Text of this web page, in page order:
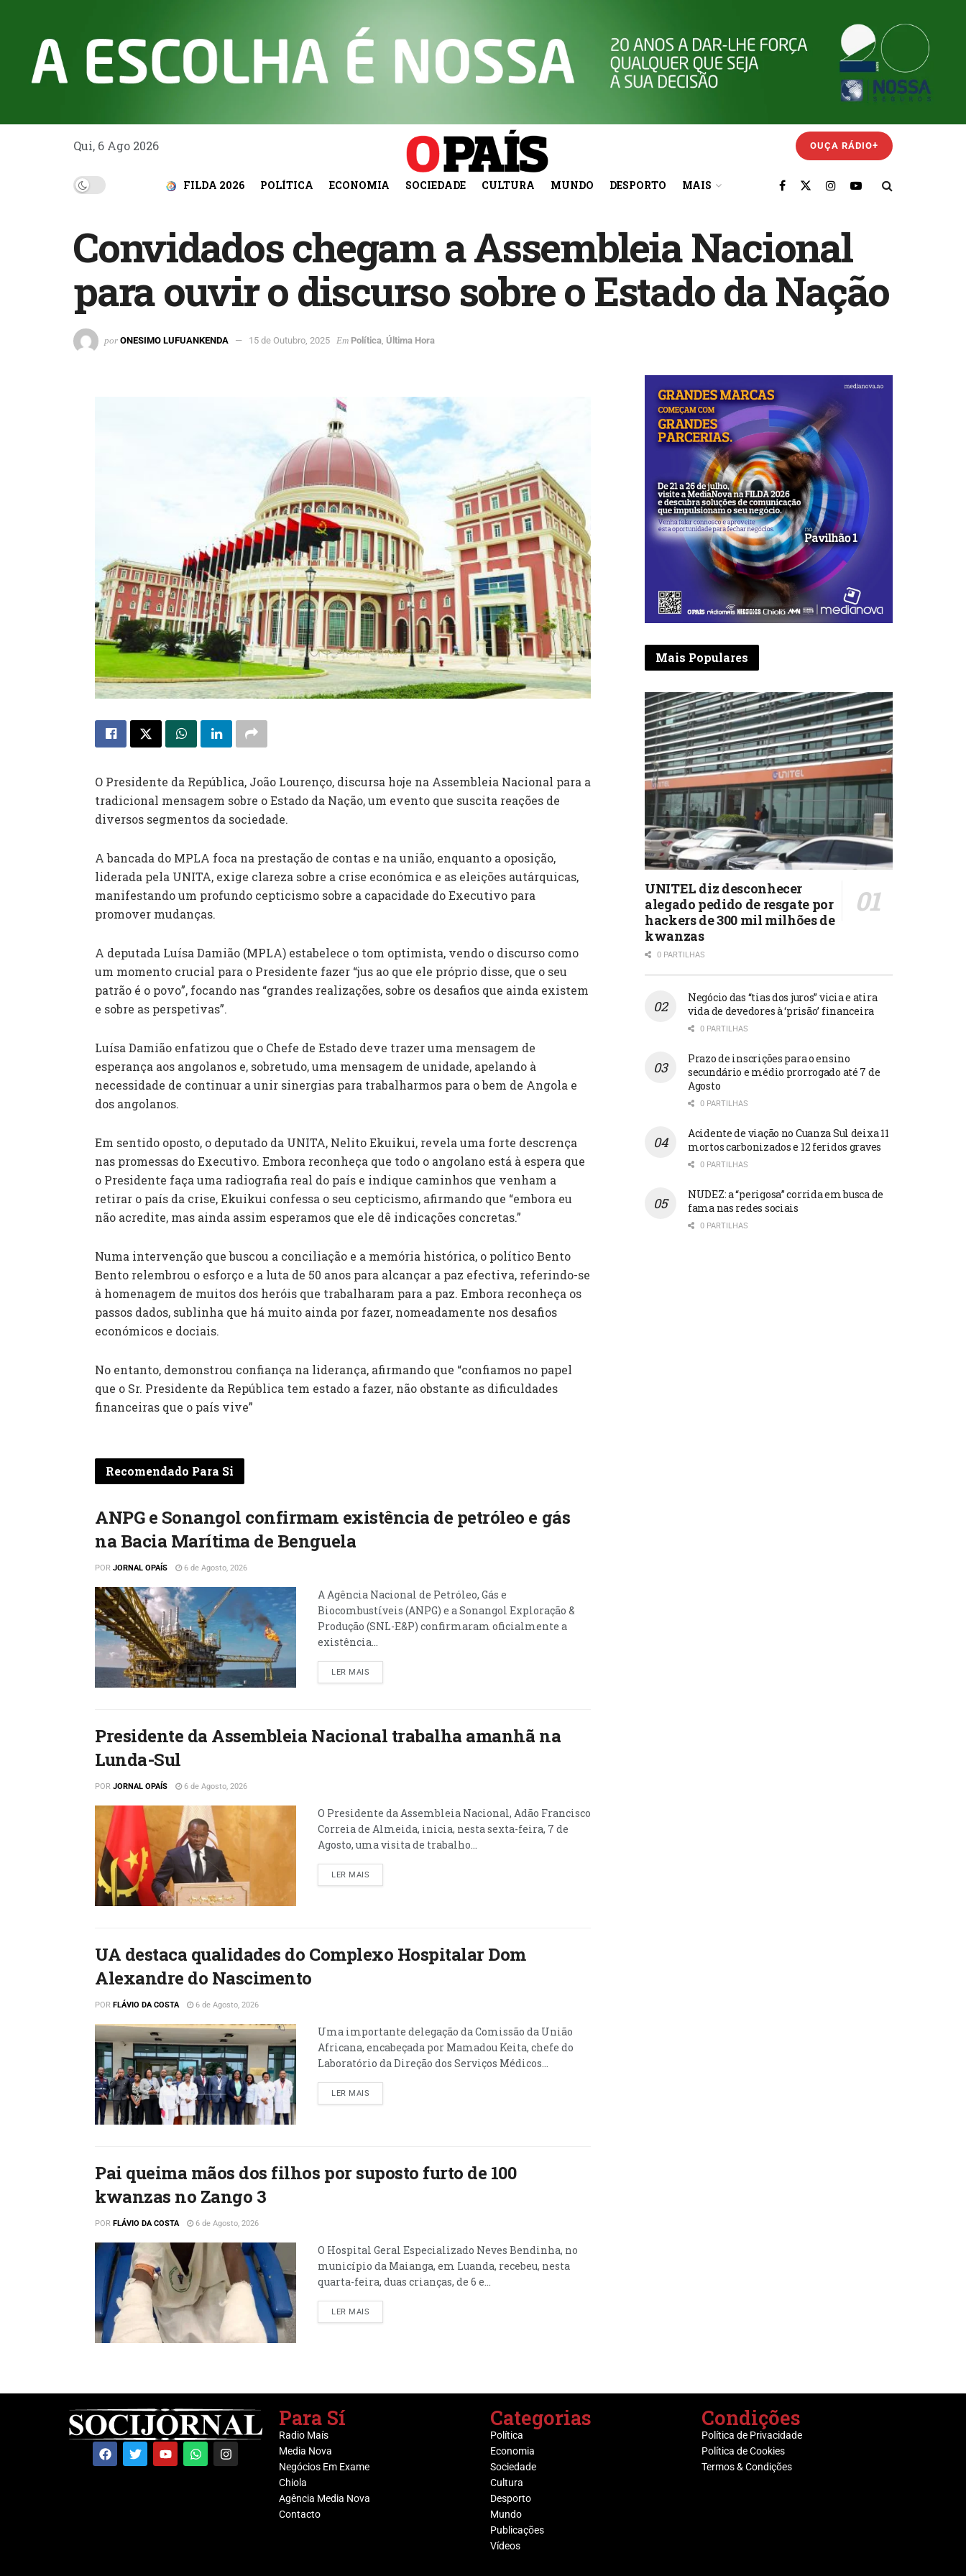
Qui, 6 Ago 2026 OUÇA RÁDIO+
FILDA 2026 POLÍTICA ECONOMIA SOCIEDADE CULTURA MUNDO DESPORTO MAIS
Convidados chegam a Assembleia Nacional
para ouvir o discurso sobre o Estado da Nação
por ONESIMO LUFUANKENDA 15 de Outubro, 2025 Em Política, Última Hora
O Presidente da República, João Lourenço, discursa hoje na Assembleia Nacional para a
tradicional mensagem sobre o Estado da Nação, um evento que suscita reações de
diversos segmentos da sociedade.
A bancada do MPLA foca na prestação de contas e na união, enquanto a oposição,
liderada pela UNITA, exige clareza sobre a crise económica e as eleições autárquicas,
manifestando um profundo cepticismo sobre a capacidade do Executivo para
promover mudanças.
A deputada Luísa Damião (MPLA) estabelece o tom optimista, vendo o discurso como
um momento crucial para o Presidente fazer “jus ao que ele próprio disse, que o seu
patrão é o povo”, focando nas “grandes realizações, sobre os desafios que ainda existem
e sobre as perspetivas”.
Luísa Damião enfatizou que o Chefe de Estado deve trazer uma mensagem de
esperança aos angolanos e, sobretudo, uma mensagem de unidade, apelando à
necessidade de continuar a unir sinergias para trabalharmos para o bem de Angola e
dos angolanos.
Em sentido oposto, o deputado da UNITA, Nelito Ekuikui, revela uma forte descrença
nas promessas do Executivo. Embora reconheça que todo o angolano está à espera que
o Presidente faça uma radiografia real do país e indique caminhos que venham a
retirar o país da crise, Ekuikui confessa o seu cepticismo, afirmando que “embora eu
não acredite, mas ainda assim esperamos que ele dê indicações concretas.”
Numa intervenção que buscou a conciliação e a memória histórica, o político Bento
Bento relembrou o esforço e a luta de 50 anos para alcançar a paz efectiva, referindo-se
à homenagem de muitos dos heróis que trabalharam para a paz. Embora reconheça os
passos dados, sublinha que há muito ainda por fazer, nomeadamente nos desafios
económicos e dociais.
No entanto, demonstrou confiança na liderança, afirmando que “confiamos no papel
que o Sr. Presidente da República tem estado a fazer, não obstante as dificuldades
financeiras que o país vive”
Recomendado Para Si
ANPG e Sonangol confirmam existência de petróleo e gás
na Bacia Marítima de Benguela
POR JORNAL OPAÍS 6 de Agosto, 2026
A Agência Nacional de Petróleo, Gás e
Biocombustíveis (ANPG) e a Sonangol Exploração &
Produção (SNL-E&P) confirmaram oficialmente a
existência...
LER MAIS
Presidente da Assembleia Nacional trabalha amanhã na
Lunda-Sul
POR JORNAL OPAÍS 6 de Agosto, 2026
O Presidente da Assembleia Nacional, Adão Francisco
Correia de Almeida, inicia, nesta sexta-feira, 7 de
Agosto, uma visita de trabalho...
LER MAIS
UA destaca qualidades do Complexo Hospitalar Dom
Alexandre do Nascimento
POR FLÁVIO DA COSTA 6 de Agosto, 2026
Uma importante delegação da Comissão da União
Africana, encabeçada por Mamadou Keita, chefe do
Laboratório da Direção dos Serviços Médicos...
LER MAIS
Pai queima mãos dos filhos por suposto furto de 100
kwanzas no Zango 3
POR FLÁVIO DA COSTA 6 de Agosto, 2026
O Hospital Geral Especializado Neves Bendinha, no
município da Maianga, em Luanda, recebeu, nesta
quarta-feira, duas crianças, de 6 e...
LER MAIS
Mais Populares
UNITEL diz desconhecer
alegado pedido de resgate por
hackers de 300 mil milhões de
kwanzas
0 PARTILHAS
Negócio das “tias dos juros” vicia e atira
vida de devedores à ‘prisão’ financeira
0 PARTILHAS
Prazo de inscrições para o ensino
secundário e médio prorrogado até 7 de
Agosto
0 PARTILHAS
Acidente de viação no Cuanza Sul deixa 11
mortos carbonizados e 12 feridos graves
0 PARTILHAS
NUDEZ: a “perigosa” corrida em busca de
fama nas redes sociais
0 PARTILHAS
Para Sí
Radio Maís
Media Nova
Negócios Em Exame
Chiola
Agência Media Nova
Contacto
Categorias
Política
Economia
Sociedade
Cultura
Desporto
Mundo
Publicações
Vídeos
Condições
Política de Privacidade
Política de Cookies
Termos & Condições